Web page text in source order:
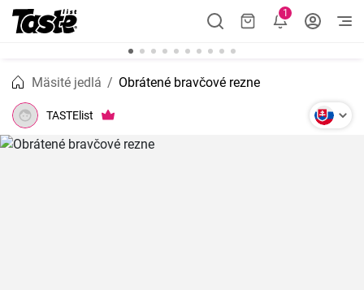
1
Mäsité jedlá Obrátené bravčové rezne
TASTElist